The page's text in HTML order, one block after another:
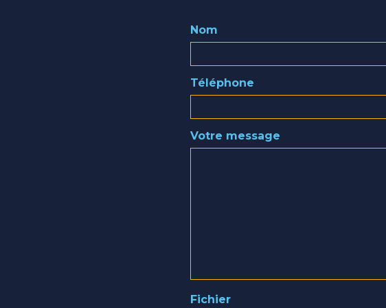
Nom
Téléphone
Votre message
Fichier